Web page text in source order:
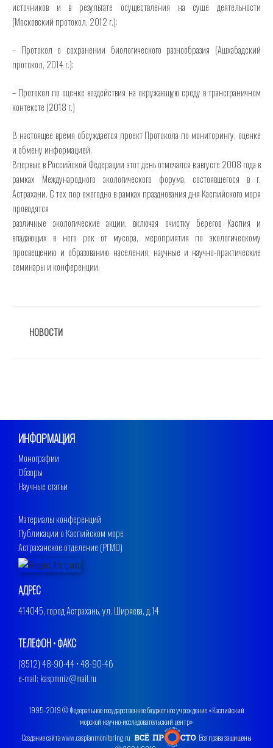
источников и в результате осуществления на суше деятельности
(Московский протокол, 2012 г.);
– Протокол о сохранении биологического разнообразия (Ашхабадский
протокол, 2014 г.);
– Протокол по оценке воздействия на окружающую среду в трансграничном
контексте (2018 г.)
В настоящее время обсуждается проект Протокола по мониторингу, оценке
и обмену информацией.
Впервые в Российской Федерации этот день отмечался в августе 2008 года в
рамках Международного экологического форума, состоявшегося в г.
Астрахани. С тех пор ежегодно в рамках празднования дня Каспийского моря
проводятся
различные экологические акции, включая очистку берегов Каспия и
впадающих в него рек от мусора, мероприятия по экологическому
просвещению и образованию населения, научные и научно-практические
семинары и конференции.
РУБРИКИ
НОВОСТИ
ИНФОРМАЦИЯ
Монографии
Обзоры
Научные статьи
Материалы конференций
Публикации о Каспийском море
Астраханское отделение (РГМО)
АДРЕС
414045, город Астрахань, ул. Ширяева, д.14
ТЕЛЕФОН • ФАКС
(8512) 48-90-44 • 48-90-46
e-mail: kaspmniz@mail.ru
1995-2019 © Федеральное государственное бюджетное учреждение «Каспийский
морской научно-исследовательский центр»
Создание сайта www.caspianmonitoring.ru
Все права защищены